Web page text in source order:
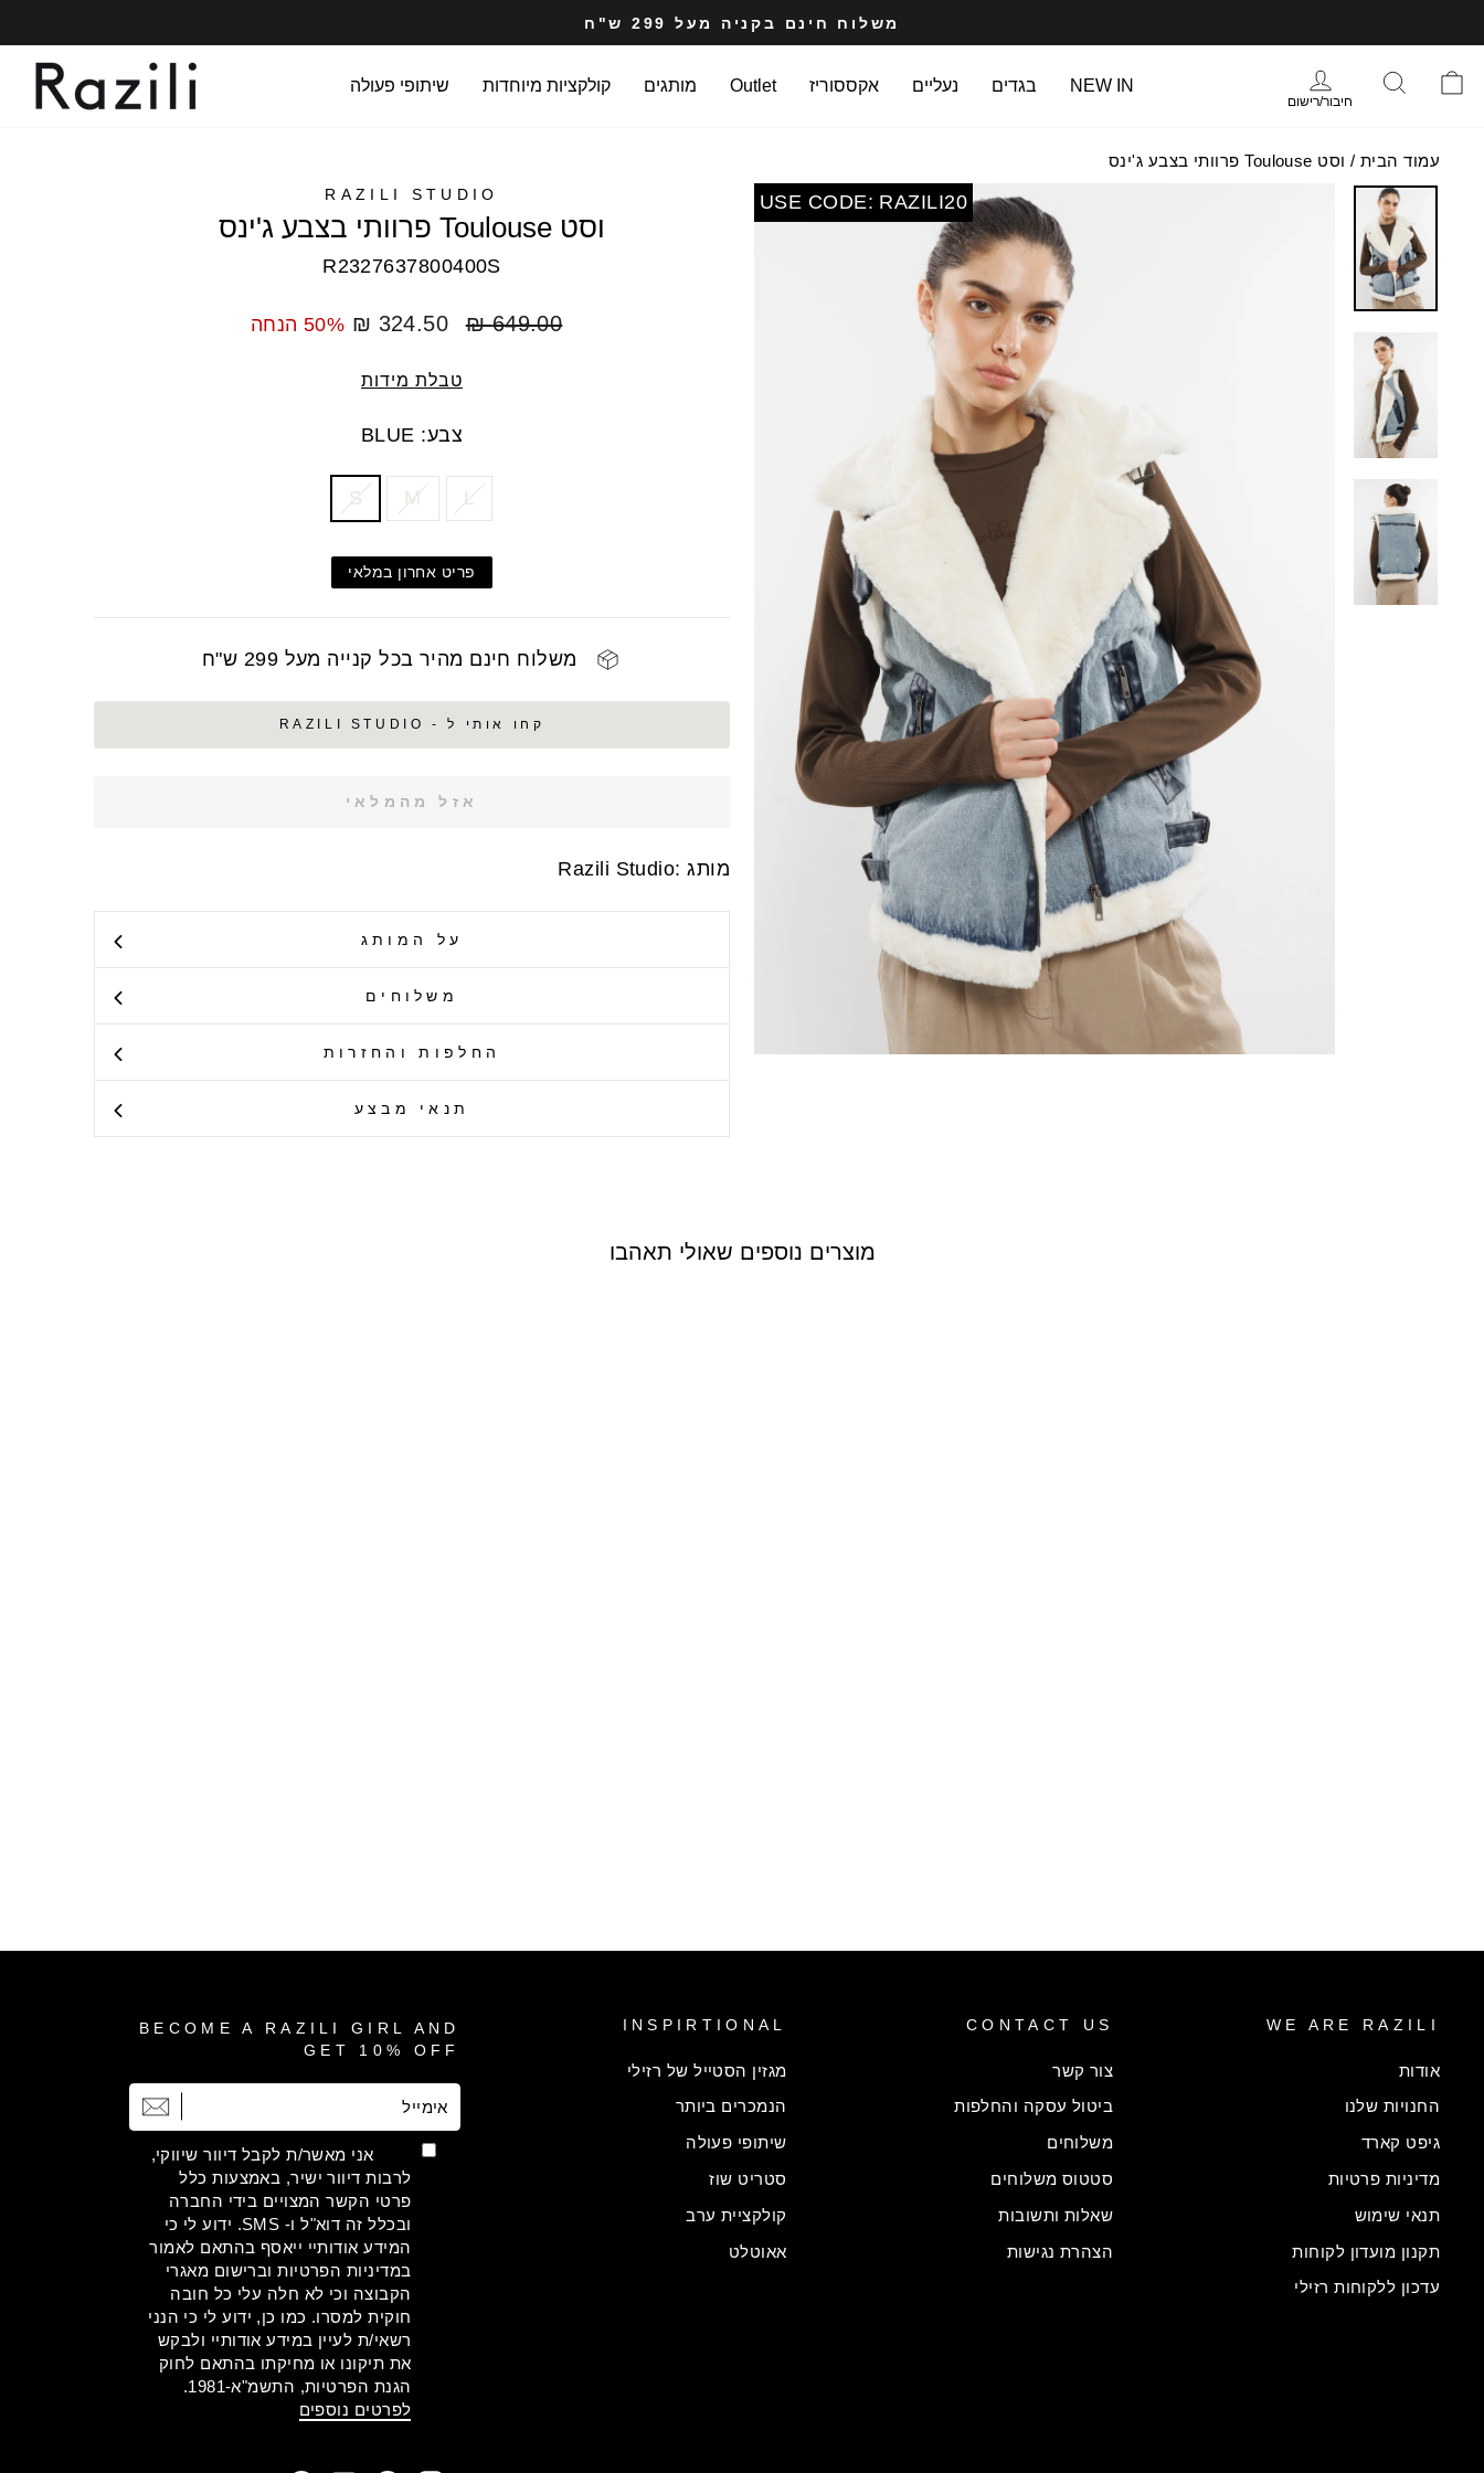
לתוכן
העמוד
עצרי
מצגת
משלוח חינם בקניה מעל 299 ש"ח
NEW IN בגדים נעליים אקססוריז Outlet מותגים קולקציות מיוחדות שיתופי פעולה
סל הקניות
חיבור/רישום
עמוד הבית / וסט Toulouse פרוותי בצבע ג'ינס
USE CODE: RAZILI20
RAZILI STUDIO
וסט Toulouse פרוותי בצבע ג'ינס
R2327637800400S
מחיר
649.00 ₪
מחיר
324.50 ₪ 50% הנחה
טבלת מידות
צבע: BLUE
S M L
פריט אחרון במלאי
משלוח חינם מהיר בכל קנייה מעל 299 ש"ח
קחו אותי ל - RAZILI STUDIO
אזל מהמלאי
מותג :Razili Studio
על המותג
משלוחים
החלפות והחזרות
תנאי מבצע
מוצרים נוספים שאולי תאהבו
WE ARE RAZILI
אודות
החנויות שלנו
גיפט קארד
מדיניות פרטיות
תנאי שימוש
תקנון מועדון לקוחות
עדכון ללקוחות רזילי
CONTACT US
צור קשר
ביטול עסקה והחלפות
משלוחים
סטטוס משלוחים
שאלות ותשובות
הצהרת נגישות
INSPIRTIONAL
מגזין הסטייל של רזילי
הנמכרים ביותר
שיתופי פעולה
סטריט שוז
קולקציית ערב
אאוטלט
BECOME A RAZILI GIRL AND
GET 10% OFF
אימייל
הרשמה
אני מאשר/ת לקבל דיוור שיווקי,
לרבות דיוור ישיר, באמצעות כלל
פרטי הקשר המצויים בידי החברה
ובכלל זה דוא"ל ו- SMS. ידוע לי כי
המידע אודותיי ייאסף בהתאם לאמור
במדיניות הפרטיות וברישום מאגרי
הקבוצה וכי לא חלה עלי כל חובה
חוקית למסרו. כמו כן, ידוע לי כי הנני
רשאי/ת לעיין במידע אודותיי ולבקש
את תיקונו או מחיקתו בהתאם לחוק
הגנת הפרטיות, התשמ"א-1981.
לפרטים נוספים